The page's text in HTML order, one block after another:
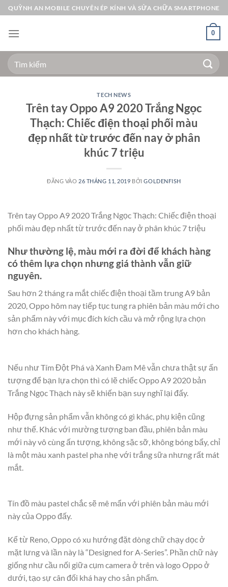
Bỏ
qua
nội
QUỲNH AN MOBILE CHUYÊN ÉP KÍNH VÀ SỬA CHỮA SMARTPHONE
0
Tìm
kiếm:
TECH NEWS
Trên tay Oppo A9 2020 Trắng Ngọc
Thạch: Chiếc điện thoại phối màu
đẹp nhất từ trước đến nay ở phân
khúc 7 triệu
ĐĂNG VÀO 26 THÁNG 11, 2019 BỞIGOLDENFISH
Trên tay Oppo A9 2020 Trắng Ngọc Thạch: Chiếc điện thoại
phối màu đẹp nhất từ trước đến nay ở phân khúc 7 triệu
Như thường lệ, màu mới ra đời để khách hàng
có thêm lựa chọn nhưng giá thành vẫn giữ
nguyên.
Sau hơn 2 tháng ra mắt chiếc điện thoại tầm trung A9 bản
2020, Oppo hôm nay tiếp tục tung ra phiên bản màu mới cho
sản phẩm này với mục đích kích cầu và mở rộng lựa chọn
hơn cho khách hàng.
Nếu như Tím Đột Phá và Xanh Đam Mê vẫn chưa thật sự ấn
tượng để bạn lựa chọn thì có lẽ chiếc Oppo A9 2020 bản
Trắng Ngọc Thạch này sẽ khiến bạn suy nghĩ lại đấy.
Hộp đựng sản phẩm vẫn không có gì khác, phụ kiện cũng
như thế. Khác với mường tượng ban đầu, phiên bản màu
mới này vô cùng ấn tượng, không sặc sỡ, không bóng bẩy, chỉ
là một màu xanh pastel pha nhẹ với trắng sữa nhưng rất mát
mắt.
Tín đồ màu pastel chắc sẽ mê mẩn với phiên bản màu mới
này của Oppo đấy.
Kể từ Reno, Oppo có xu hướng đặt dòng chữ chạy dọc ở
mặt lưng và lần này là “Designed for A-Series”. Phần chữ này
giống như cầu nối giữa cụm camera ở trên và logo Oppo ở
dưới, tạo sự cân đối khá hay cho sản phẩm.